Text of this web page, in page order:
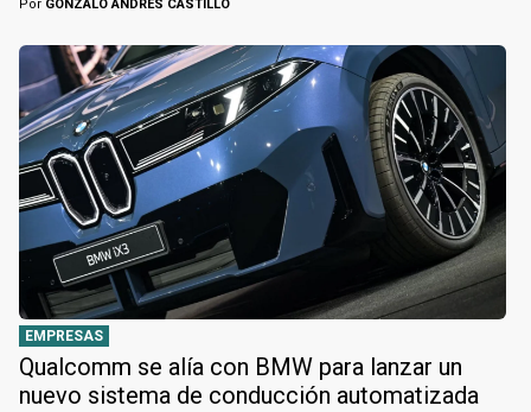
Por GONZALO ANDRÉS CASTILLO
EMPRESAS
Qualcomm se alía con BMW para lanzar un
nuevo sistema de conducción automatizada